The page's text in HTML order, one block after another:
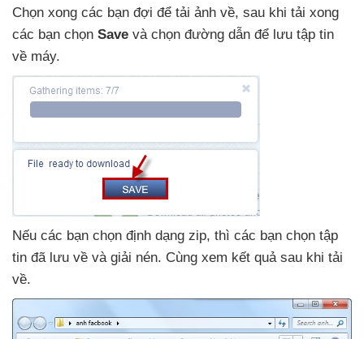
Chọn xong các bạn đợi để tải ảnh về, sau khi tải xong
các bạn chọn Save và chọn đường dẫn để lưu tập tin
về máy.
Nếu các bạn chọn định dạng zip, thì các bạn chọn tập
tin đã lưu về và giải nén. Cùng xem kết quả sau khi tải
về.